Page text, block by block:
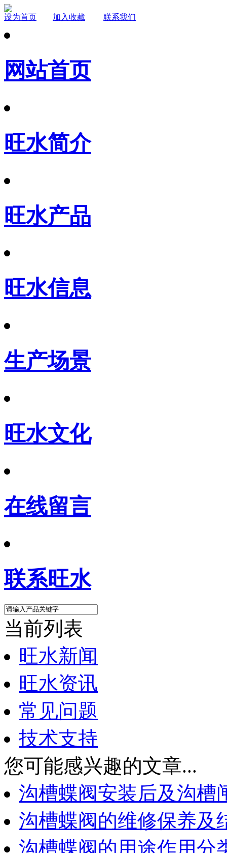
设为首页 加入收藏 联系我们
网站首页
旺水简介
旺水产品
旺水信息
生产场景
旺水文化
在线留言
联系旺水
当前列表
旺水新闻
旺水资讯
常见问题
技术支持
您可能感兴趣的文章...
沟槽蝶阀安装后及沟槽
沟槽蝶阀的维修保养及
沟槽蝶阀的用途作用分